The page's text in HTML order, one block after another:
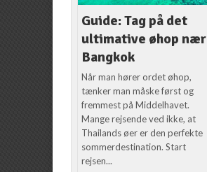
Guide: Tag på det
ultimative øhop nær
Bangkok
Når man hører ordet øhop,
tænker man måske først og
fremmest på Middelhavet.
Mange rejsende ved ikke, at
Thailands øer er den perfekte
sommerdestination. Start
rejsen...